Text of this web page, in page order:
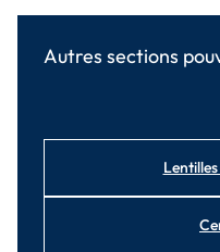
Autres sections